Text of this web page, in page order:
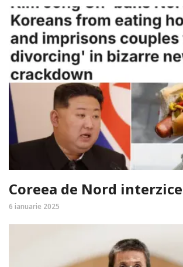
Coreea de Nord
6 ianuarie 2025